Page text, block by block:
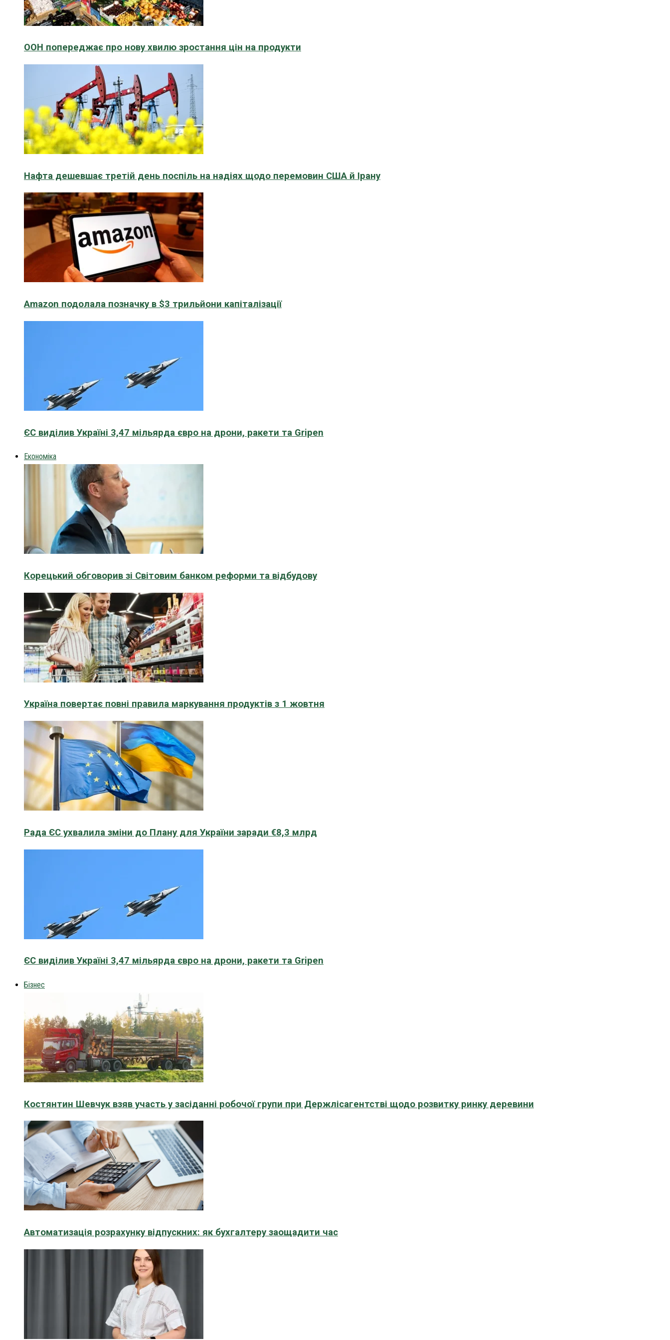
ООН попереджає про нову хвилю зростання цін на продукти
Нафта дешевшає третій день поспіль на надіях щодо перемовин США й Ірану
Amazon подолала позначку в $3 трильйони капіталізації
ЄС виділив Україні 3,47 мільярда євро на дрони, ракети та Gripen
Економіка
Корецький обговорив зі Світовим банком реформи та відбудову
Україна повертає повні правила маркування продуктів з 1 жовтня
Рада ЄС ухвалила зміни до Плану для України заради €8,3 млрд
ЄС виділив Україні 3,47 мільярда євро на дрони, ракети та Gripen
Бізнес
Костянтин Шевчук взяв участь у засіданні робочої групи при Держлісагентстві щодо розвитку ринку деревини
Автоматизація розрахунку відпускних: як бухгалтеру заощадити час